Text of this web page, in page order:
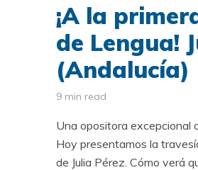
¡A la
de Lengua!
(Andalucía)
9 min read
Una opositora excepcional
Hoy presentamos la
de Julia Pérez. Cómo verá